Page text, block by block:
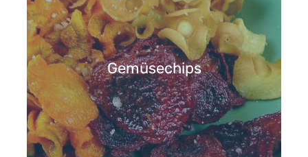
Gemüsechips